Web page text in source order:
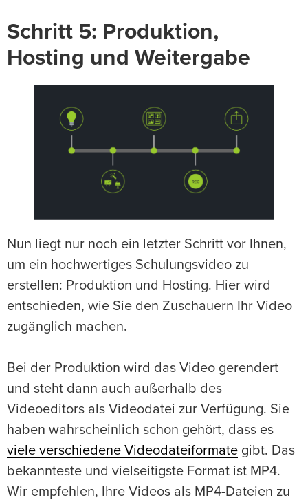
Schritt 5: Produktion,
Hosting und Weitergabe
Nun liegt nur noch ein letzter Schritt vor Ihnen,
um ein hochwertiges Schulungsvideo zu
erstellen: Produktion und Hosting. Hier wird
entschieden, wie Sie den Zuschauern Ihr Video
zugänglich machen.
Bei der Produktion wird das Video gerendert
und steht dann auch außerhalb des
Videoeditors als Videodatei zur Verfügung. Sie
haben wahrscheinlich schon gehört, dass es
viele verschiedene Videodateiformate gibt. Das
bekannteste und vielseitigste Format ist MP4.
Wir empfehlen, Ihre Videos als MP4-Dateien zu